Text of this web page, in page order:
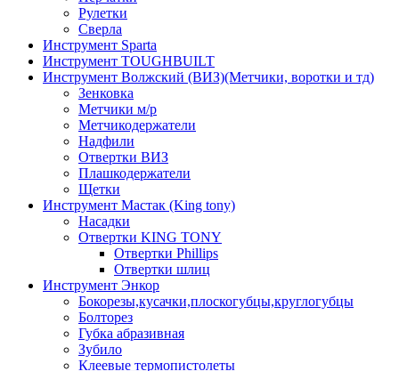
Рулетки
Сверла
Инструмент Sparta
Инструмент TOUGHBUILT
Инструмент Волжский (ВИЗ)(Метчики, воротки и тд)
Зенковка
Метчики м/р
Метчикодержатели
Надфили
Отвертки ВИЗ
Плашкодержатели
Щетки
Инструмент Мастак (King tony)
Насадки
Отвертки KING TONY
Отвертки Phillips
Отвертки шлиц
Инструмент Энкор
Бокорезы,кусачки,плоскогубцы,круглогубцы
Болторез
Губка абразивная
Зубило
Клеевые термопистолеты